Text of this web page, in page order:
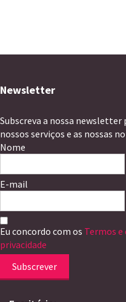
Newsletter
Subscreva a nossa
nossos serviços e as nossas
Nome
E-mail
Eu concordo com os Termos e
privacidade
Subscrever